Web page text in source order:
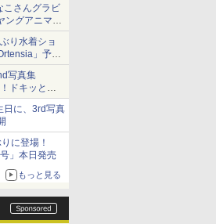
こさんグラビ
ングアニマル
り水着ショ
」予約
写真集
ドキッとす
挑戦
日に、3rd写真
に登場！
」本日発売
もっと見る